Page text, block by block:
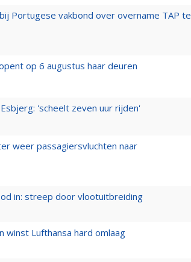
Portugese vakbond over overname TAP te
op 6 augustus haar deuren
'scheelt zeven uur rijden'
weer passagiersvluchten naar
in: streep door vlootuitbreiding
winst Lufthansa hard omlaag